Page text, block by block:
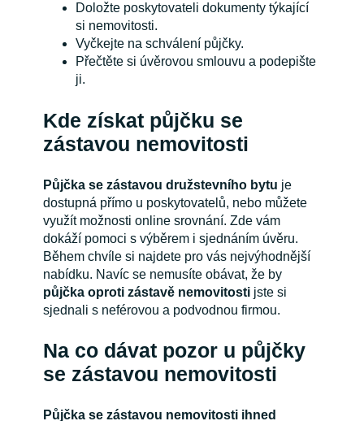
Doložte poskytovateli dokumenty týkající
si nemovitosti.
Vyčkejte na schválení půjčky.
Přečtěte si úvěrovou smlouvu a podepište
ji.
Kde získat půjčku se
zástavou nemovitosti
Půjčka se zástavou družstevního bytu je
dostupná přímo u poskytovatelů, nebo můžete
využít možnosti online srovnání. Zde vám
dokáží pomoci s výběrem i sjednáním úvěru.
Během chvíle si najdete pro vás nejvýhodnější
nabídku. Navíc se nemusíte obávat, že by
půjčka oproti zástavě nemovitostijste si
sjednali s neférovou a podvodnou firmou.
Na co dávat pozor u půjčky
se zástavou nemovitosti
Půjčka se zástavou nemovitosti ihned